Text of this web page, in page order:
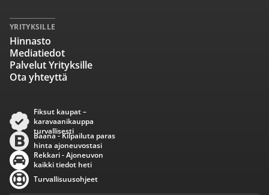
YRITYKSILLE
Hinnasto
Mediatiedot
Palvelut Yrityksille
Ota yhteyttä
Fiksut kaupat –
karavaanikauppa
turvallisesti
Baana - Kilpailuta paras
hinta ajoneuvostasi
Rekkari - Ajoneuvon
kaikki tiedot heti
Turvallisuusohjeet